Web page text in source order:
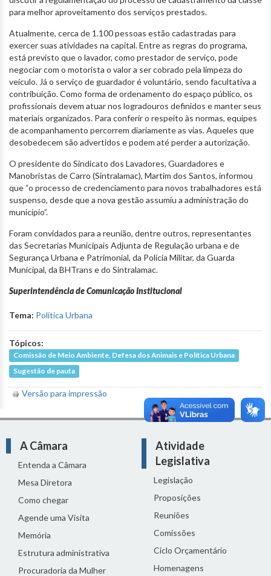
para melhor aproveitamento dos serviços prestados.
Atualmente, cerca de 1.100 pessoas estão cadastradas para
exercer suas atividades na capital. Entre as regras do programa,
está previsto que o lavador, como prestador de serviço, pode
negociar com o motorista o valor a ser cobrado pela limpeza do
veículo. Já o serviço de guardador é voluntário, sendo facultativa a
contribuição. Como forma de ordenamento do espaço público, os
profissionais devem atuar nos logradouros definidos e manter seus
materiais organizados. Para conferir o respeito às normas, equipes
de acompanhamento percorrem diariamente as vias. Aqueles que
desobedecem são advertidos e podem até perder a autorização.
O presidente do Sindicato dos Lavadores, Guardadores e
Manobristas de Carro (Sintralamac), Martim dos Santos, informou
que “o processo de credenciamento para novos trabalhadores está
suspenso, desde que a nova gestão assumiu a administração do
município”.
Foram convidados para a reunião, dentre outros, representantes
das Secretarias Municipais Adjunta de Regulação urbana e de
Segurança Urbana e Patrimonial, da Polícia Militar, da Guarda
Municipal, da BHTrans e do Sintralamac.
Superintendência de Comunicação Institucional
Tema: Política Urbana
Tópicos:
Comissão de Meio Ambiente, Defesa dos Animais e Política Urbana
Sugestão de pauta
Versão para impressão
A Câmara
Entenda a Câmara
Mesa Diretora
Como chegar
Agende uma Visita
Memória
Estrutura administrativa
Procuradoria da Mulher
Atividade
Legislativa
Legislação
Proposições
Reuniões
Comissões
Ciclo Orçamentário
Homenagens